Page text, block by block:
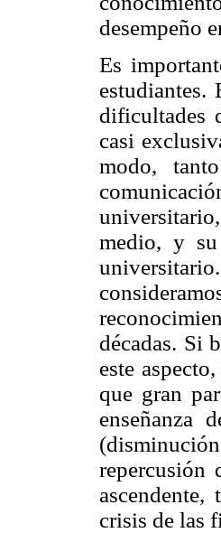
desempeño
Es
dificultades
casi
modo,
medio, y
décadas. Si
este
que gran
enseñanza
repercusión
crisis de las